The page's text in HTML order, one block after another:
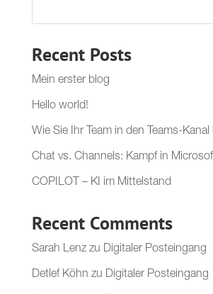
Recent Posts
Mein erster blog
Hello world!
Wie Sie Ihr Team in den Teams-
Chat vs. Channels: Kampf in
COPILOT – KI im Mittelstand
Recent Comments
Sarah Lenzzu Digitaler Posteingang
Detlef Köhn zu Digitaler Posteingang